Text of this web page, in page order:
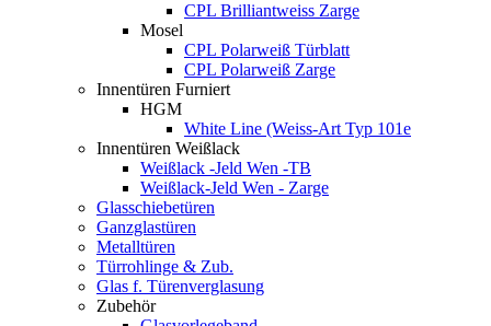
CPL Brilliantweiss Zarge
Mosel
CPL Polarweiß Türblatt
CPL Polarweiß Zarge
Innentüren Furniert
HGM
White Line (Weiss-Art Typ 101e
Innentüren Weißlack
Weißlack -Jeld Wen -TB
Weißlack-Jeld Wen - Zarge
Glasschiebetüren
Ganzglastüren
Metalltüren
Türrohlinge & Zub.
Glas f. Türenverglasung
Zubehör